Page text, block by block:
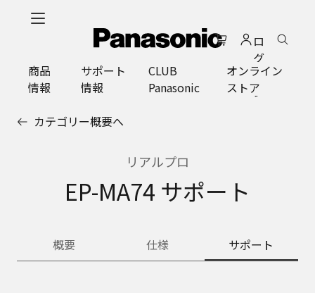
ロ
グ
イ
ン
商品
情報
サポート
情報
CLUB
Panasonic
オンライン
ストア
カテゴリー概要へ
リアルプロ
EP-MA74 サポート
概要 仕様 サポート